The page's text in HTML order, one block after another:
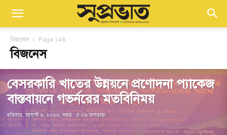
বিজনেস Page 146
বিজনেস
বেসরকারি খাতের উন্নয়নে প্রণোদনা প্যাকেজ
বাস্তবায়নে গভর্নরের মতবিনিময়
রবিবার, আগস্ট ৯, ২০২৬; সময় : ৫:০৯ অপরাহ্ণ